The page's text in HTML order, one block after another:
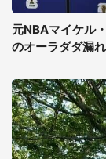
元NBAマイケル
のオーラダダ漏